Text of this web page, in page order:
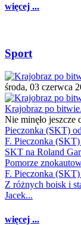
więcej ...
Sport
środa, 03 czerwca
Krajobraz po
Nie minęło
Pieczonka (SKT)
F. Pieczonka
SKT na Roland
Pomorze
F. Pieczonka
Z różnych boisk i
Jacek...
więcej ...